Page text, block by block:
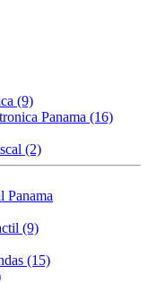
(9)
Panama (16)
(2)
Panama
(9)
(15)